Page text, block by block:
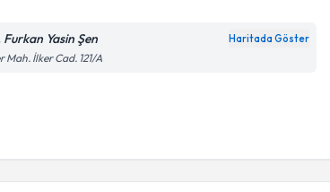
Furkan Yasin Şen Haritada Göster
Mah. İlker Cad. 121/A